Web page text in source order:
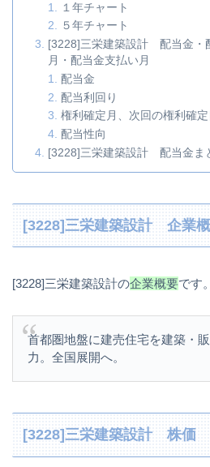
１年チャート
５年チャート
[3228]三栄建築設計 配当金・
月・配当金支払い月
配当金
配当利回り
権利確定月、次回の権利確定
配当性向
[3228]三栄建築設計 配当金ま
[3228]三栄建築設計 企業
[3228]三栄建築設計の企業概要です。
首都圏地盤に建売住宅を建築・
力。全国展開へ。
[3228]三栄建築設計 株価